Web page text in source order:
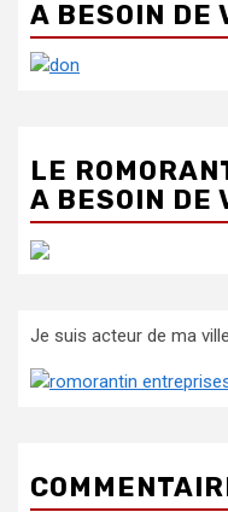
A BESOIN DE
LE
A BESOIN DE
Je suis acteur de ma ville